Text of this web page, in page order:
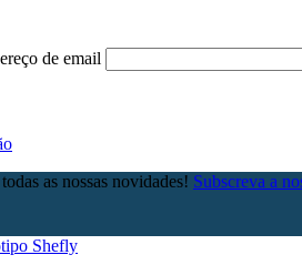
de email
as nossas novidades! Subscreva a